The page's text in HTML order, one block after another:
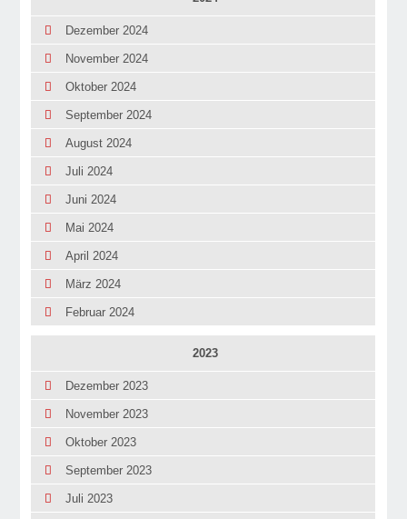
Dezember 2024
November 2024
Oktober 2024
September 2024
August 2024
Juli 2024
Juni 2024
Mai 2024
April 2024
März 2024
Februar 2024
2023
Dezember 2023
November 2023
Oktober 2023
September 2023
Juli 2023